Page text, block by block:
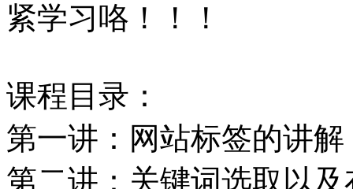
紧学习咯！！！
课程目录：
第一讲：网站标签的讲解
第二讲：关键词选取以及